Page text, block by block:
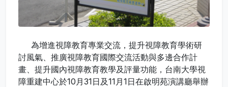
為增進視障教育專業交流，提升視障教育學術研
討風氣、推廣視障教育國際交流活動與多邊合作計
畫、提升國內視障教育教學及評量功能，台南大學視
障重建中心於10月31日及11月1日在啟明苑演講廳舉辦